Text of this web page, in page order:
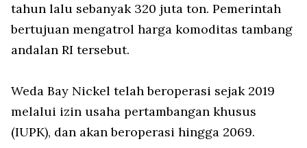
tahun lalu sebanyak 320 juta ton. Pemerintah
bertujuan mengatrol harga komoditas tambang
andalan RI tersebut.
Weda Bay Nickel telah beroperasi sejak 2019
melalui izin usaha pertambangan khusus
(IUPK), dan akan beroperasi hingga 2069.